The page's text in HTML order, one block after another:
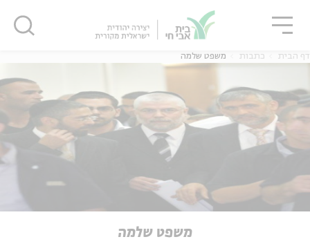
אנגלית
אנגלית
דף הבית כתבות משפט שלמה
משפט שלמה
סגור